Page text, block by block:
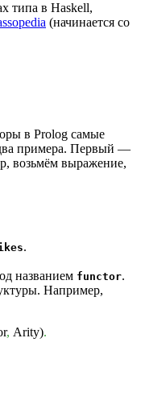
типа в Haskell,
(начинается со
в Prolog самые
примера. Первый —
возьмём выражение,
.
названием functor.
Например,
, Arity).